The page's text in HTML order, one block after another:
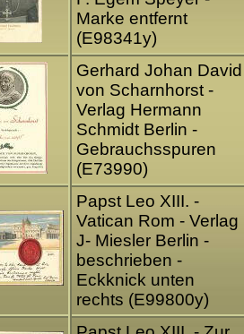
Marke entfernt
(E98341y)
Gerhard Johan David
von Scharnhorst -
Verlag Hermann
Schmidt Berlin -
Gebrauchsspuren
(E73990)
Papst Leo XIII. -
Vatican Rom - Verlag
J- Miesler Berlin -
beschrieben -
Eckknick unten
rechts (E99800y)